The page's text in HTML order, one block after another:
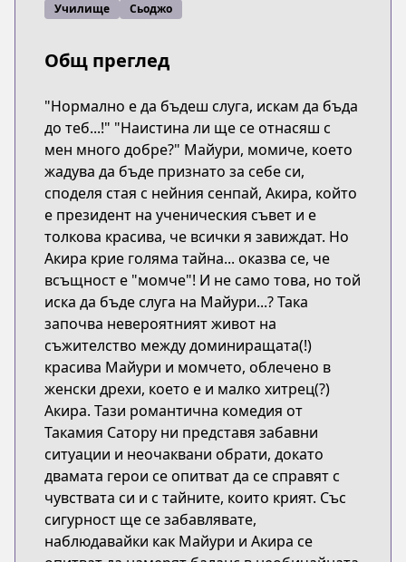
Училище
Сьоджо
Общ преглед
"Нормално е да бъдеш слуга, искам да бъда
до теб...!" "Наистина ли ще се отнасяш с
мен много добре?" Майури, момиче, което
жадува да бъде признато за себе си,
споделя стая с нейния сенпай, Акира, който
е президент на ученическия съвет и е
толкова красива, че всички я завиждат. Но
Акира крие голяма тайна... оказва се, че
всъщност е "момче"! И не само това, но той
иска да бъде слуга на Майури...? Така
започва невероятният живот на
съжителство между доминиращата(!)
красива Майури и момчето, облечено в
женски дрехи, което е и малко хитрец(?)
Акира. Тази романтична комедия от
Такамия Сатору ни представя забавни
ситуации и неочаквани обрати, докато
двамата герои се опитват да се справят с
чувствата си и с тайните, които крият. Със
сигурност ще се забавлявате,
наблюдавайки как Майури и Акира се